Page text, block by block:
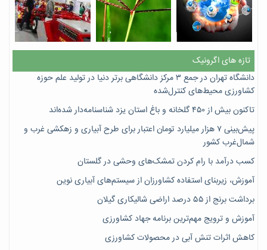
تازه های اگرونیک
دانشگاه تهران در جمع ۳ مرکز دانشگاهی برتر دنیا در تولید علم حوزه
کشاورزی محیط‌های کنترل‌شده
تاکنون بیش از ۴۵۰ گلخانه و باغ استان یزد شناسنامه‌دار شده‌اند
پیش‌بینی ۷‌ هزار میلیارد تومان اعتبار برای طرح آبیاری و زهکشی غرب و
شمال‌غرب کشور
کسب درآمد با رام کردن تمشک‌های وحشی در گلستان
آموزش، زیربنای استفاده کشاورزان از سیستم‌های آبیاری نوین
برداشت برنج از ۵۵ درصد اراضی شالیکاری گیلان
آموزش و ترویج مهم‌ترین برنامه جهاد کشاورزی
کاهش اثرات تنش آبی در محصولات کشاورزی